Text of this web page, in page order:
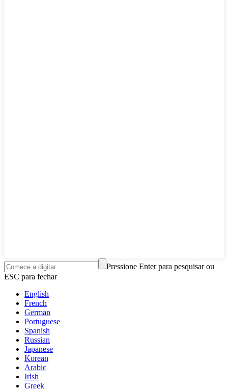
Pressione Enter para pesquisar ou
ESC para fechar
English
French
German
Portuguese
Spanish
Russian
Japanese
Korean
Arabic
Irish
Greek